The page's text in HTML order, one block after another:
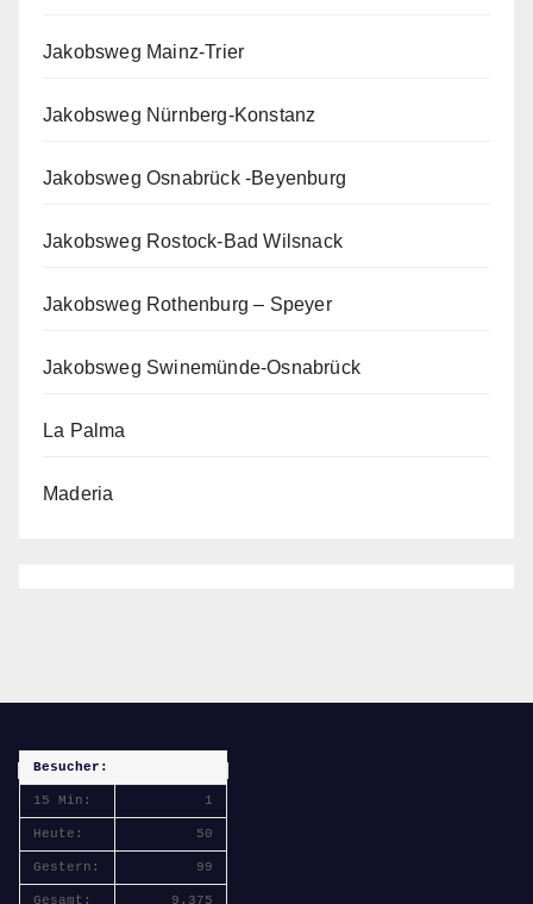
Jakobsweg Mainz-Trier
Jakobsweg Nürnberg-Konstanz
Jakobsweg Osnabrück -Beyenburg
Jakobsweg Rostock-Bad Wilsnack
Jakobsweg Rothenburg – Speyer
Jakobsweg Swinemünde-Osnabrück
La Palma
Maderia
Besucher:
15 Min: 1
Heute: 50
Gestern: 99
Gesamt: 9.375